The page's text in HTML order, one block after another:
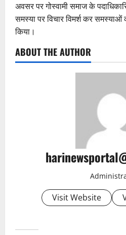
अवसर पर गोस्वामी समाज के
समस्या पर विचार विमर्श कर समस्याओं
किया।
ABOUT THE AUTHOR
Visit Website